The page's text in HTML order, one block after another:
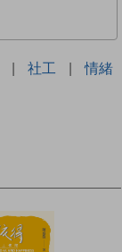
| 社工 |
情緒